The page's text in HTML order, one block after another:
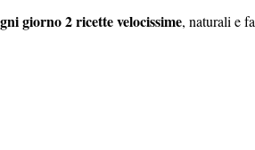
giorno 2 ricette velocissime, naturali e